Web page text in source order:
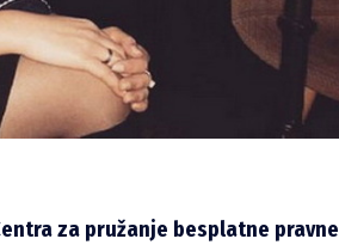
za pružanje besplatne pravne